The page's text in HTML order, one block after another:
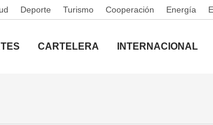
Deporte Turismo Cooperación Energía
CARTELERA INTERNACIONAL